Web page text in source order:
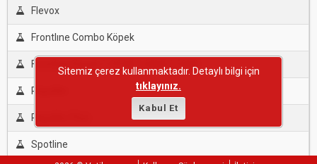
Flevox
Frontlıne Combo Köpek
Frontlıne Köpek 1.34 Ml,2,68Ml,4,02Ml
Repeller
Repeller Plus
Spotline
Sitemiz çerez kullanmaktadır. Detaylı bilgi için
tıklayınız.
Kabul Et